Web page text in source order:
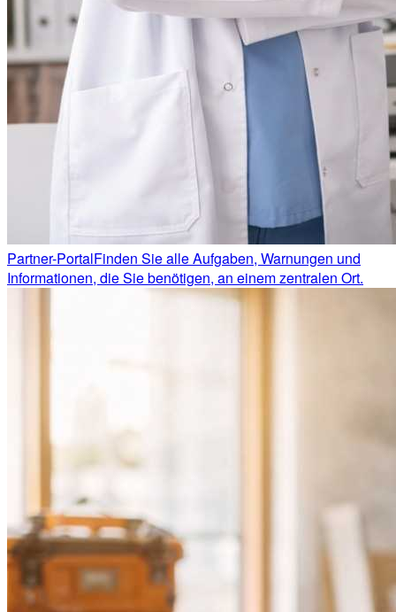
Partner-PortalFinden Sie alle Aufgaben, Warnungen und
Informationen, die Sie benötigen, an einem zentralen Ort.